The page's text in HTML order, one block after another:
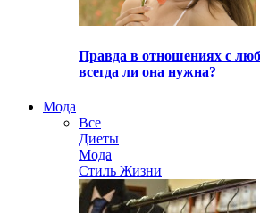
Правда в отношениях с
всегда ли она нужна?
Мода
Все
Диеты
Мода
Стиль Жизни